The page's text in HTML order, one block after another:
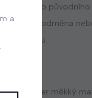
vrací do
dárek, odměna
batůžku.
🌈 Super měkký
a